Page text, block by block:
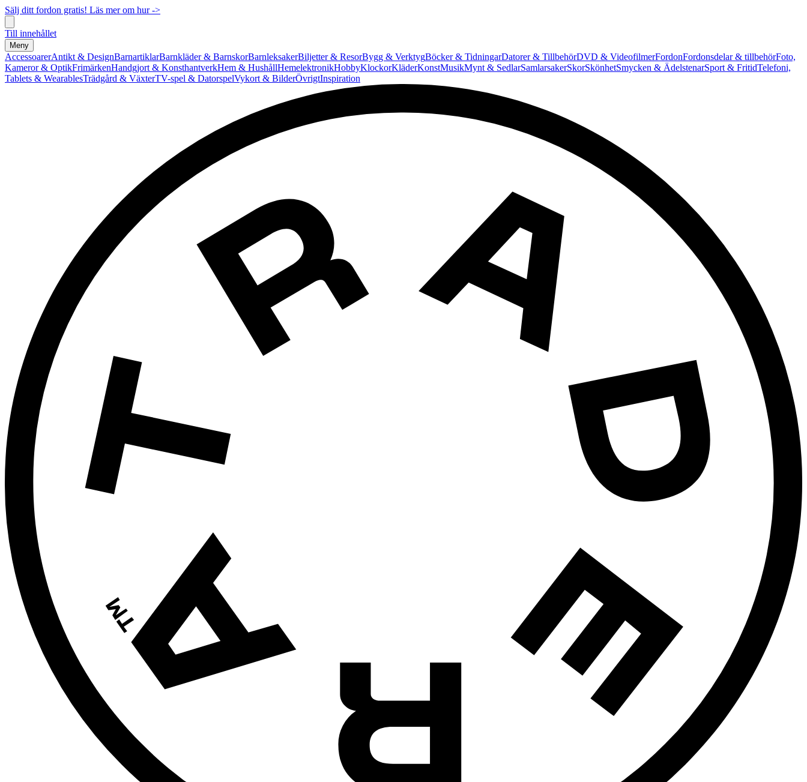
Sälj ditt fordon gratis! Läs mer om hur ->
Till innehållet
Meny
AccessoarerAntikt & DesignBarnartiklarBarnkläder & BarnskorBarnleksakerBiljetter & ResorBygg & VerktygBöcker & TidningarDatorer & TillbehörDVD & VideofilmerFordonFordonsdelar & tillbehörFoto,
Kameror & OptikFrimärkenHandgjort & KonsthantverkHem & HushållHemelektronikHobbyKlockorKläderKonstMusikMynt & SedlarSamlarsakerSkorSkönhetSmycken & ÄdelstenarSport & FritidTelefoni,
Tablets & WearablesTrädgård & VäxterTV-spel & DatorspelVykort & BilderÖvrigtInspiration